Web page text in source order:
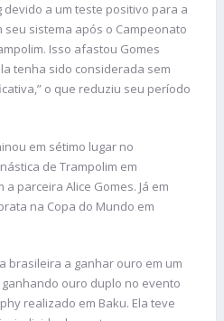
a um teste positivo para a
sistema após o Campeonato
Isso afastou Gomes
tenha sido considerada sem
o que reduziu seu período
em sétimo lugar no
de Trampolim em
parceira Alice Gomes. Já em
na Copa do Mundo em
brasileira a ganhar ouro em um
ouro duplo no evento
realizado em Baku. Ela teve